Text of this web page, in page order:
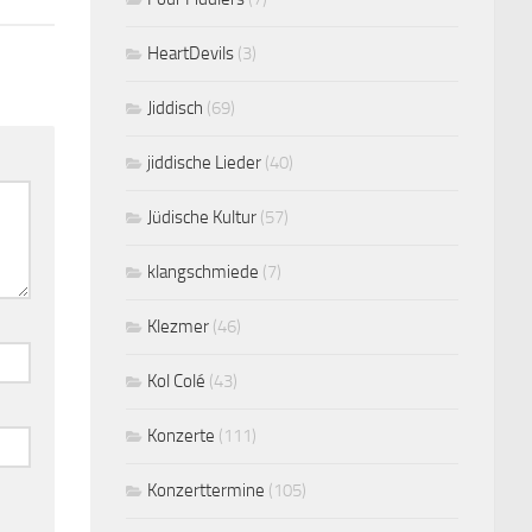
HeartDevils (3)
Jiddisch (69)
jiddische Lieder (40)
Jüdische Kultur (57)
klangschmiede (7)
Klezmer (46)
Kol Colé (43)
Konzerte (111)
Konzerttermine (105)